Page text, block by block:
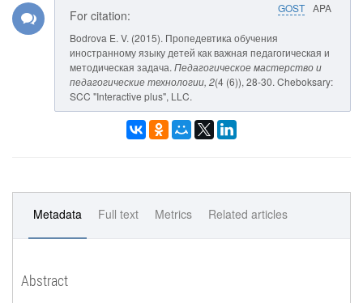
GOST APA
For citation:
Bodrova E. V. (2015). Пропедевтика обучения
иностранному языку детей как важная педагогическая и
методическая задача. Педагогическое мастерство и
педагогические технологии, 2(4 (6)), 28-30. Cheboksary:
SCC "Interactive plus", LLC.
Metadata Full text Metrics Related articles
Abstract